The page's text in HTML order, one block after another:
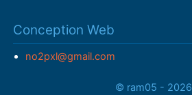
Conception Web
no2pxl@gmail.com
© ram05 - 2026